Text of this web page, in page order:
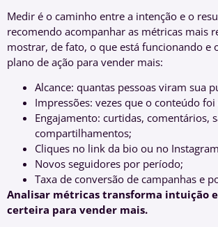
Medir é o caminho entre a intenção e o
recomendo acompanhar as métricas mais
mostrar, de fato, o que está funcionando e
plano de ação para vender mais:
Alcance: quantas pessoas viram sua
Impressões: vezes que o conteúdo
Engajamento: curtidas, comentários,
compartilhamentos;
Cliques no link da bio ou no
Novos seguidores por período;
Taxa de conversão de campanhas e
Analisar métricas transforma intuição
certeira para vender mais.